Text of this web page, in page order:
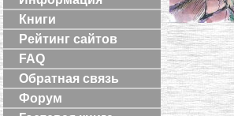
Книги
Рейтинг сайтов
FAQ
Обратная связь
Форум